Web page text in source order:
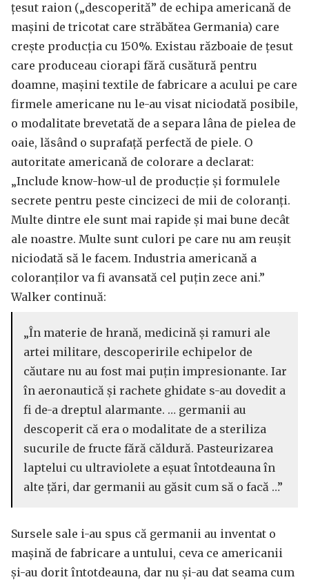
țesut raion („descoperită” de echipa americană de
mașini de tricotat care străbătea Germania) care
crește producția cu 150%. Existau războaie de țesut
care produceau ciorapi fără cusătură pentru
doamne, mașini textile de fabricare a acului pe care
firmele americane nu le-au visat niciodată posibile,
o modalitate brevetată de a separa lâna de pielea de
oaie, lăsând o suprafață perfectă de piele. O
autoritate americană de colorare a declarat:
„Include know-how-ul de producție și formulele
secrete pentru peste cincizeci de mii de coloranți.
Multe dintre ele sunt mai rapide și mai bune decât
ale noastre. Multe sunt culori pe care nu am reușit
niciodată să le facem. Industria americană a
coloranților va fi avansată cel puțin zece ani.”
Walker continuă:
„În materie de hrană, medicină și ramuri ale
artei militare, descoperirile echipelor de
căutare nu au fost mai puțin impresionante. Iar
în aeronautică și rachete ghidate s-au dovedit a
fi de-a dreptul alarmante. … germanii au
descoperit că era o modalitate de a steriliza
sucurile de fructe fără căldură. Pasteurizarea
laptelui cu ultraviolete a eșuat întotdeauna în
alte țări, dar germanii au găsit cum să o facă …”
Sursele sale i-au spus că germanii au inventat o
mașină de fabricare a untului, ceva ce americanii
și-au dorit întotdeauna, dar nu și-au dat seama cum